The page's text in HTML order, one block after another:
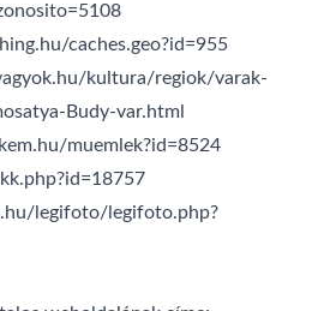
caches.geo?id=955
kultura/regiok/varak-
Budy-var.html
muemlek?id=8524
legifoto/legifoto.php?